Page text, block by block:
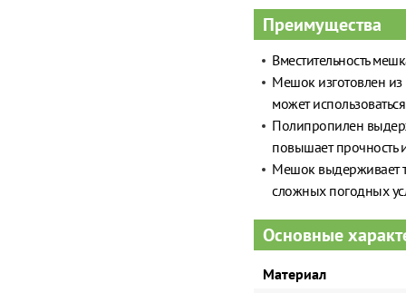
Преимущества
Вместительность
Мешок изготовлен
может
Полипропилен
повышает прочность
Мешок выдерживает
сложных погодных
Основные
Материал